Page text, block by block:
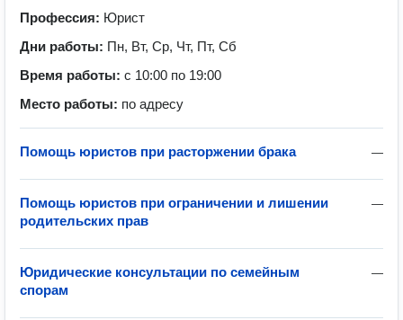
Профессия: Юрист
Дни работы: Пн, Вт, Ср, Чт, Пт, Сб
Время работы: с 10:00 по 19:00
Место работы: по адресу
—
Помощь юристов при расторжении брака
—
Помощь юристов при ограничении и лишении
родительских прав
—
Юридические консультации по семейным
спорам